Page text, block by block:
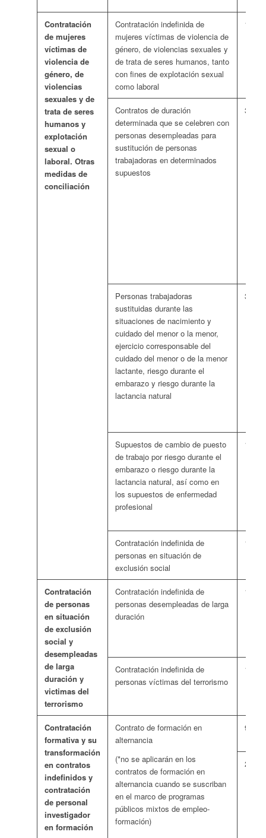
Contratación
de mujeres
víctimas de
violencia de
género, de
violencias
sexuales y de
trata de seres
humanos y
explotación
sexual o
laboral. Otras
medidas de
conciliación
Contratación indefinida de
mujeres víctimas de violencia de
género, de violencias sexuales y
de trata de seres humanos, tanto
con fines de explotación sexual
como laboral
128
Contratos de duración
determinada que se celebren con
personas desempleadas para
sustitución de personas
trabajadoras en determinados
supuestos
366
Personas trabajadoras
sustituidas durante las
situaciones de nacimiento y
cuidado del menor o la menor,
ejercicio corresponsable del
cuidado del menor o de la menor
lactante, riesgo durante el
embarazo y riesgo durante la
lactancia natural
366
Supuestos de cambio de puesto
de trabajo por riesgo durante el
embarazo o riesgo durante la
lactancia natural, así como en
los supuestos de enfermedad
profesional
138
Contratación indefinida de
personas en situación de
exclusión social
128
Contratación
de personas
en situación
de exclusión
social y
desempleadas
de larga
duración y
victimas del
terrorismo
Contratación indefinida de
personas desempleadas de larga
duración
110
Contratación indefinida de
personas víctimas del terrorismo
128
Contratación
formativa y su
transformación
en contratos
indefinidos y
contratación
de personal
investigador
en formación
Contrato de formación en
alternancia
(*no se aplicarán en los
contratos de formación en
alternancia cuando se suscriban
en el marco de programas
públicos mixtos de empleo-
formación)
91
28